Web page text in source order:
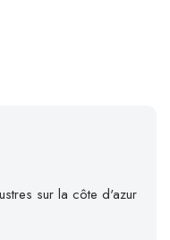
sur la côte d'azur